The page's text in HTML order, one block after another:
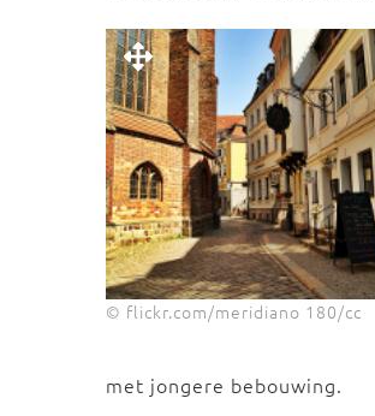
© flickr.com/meridiano 180/cc
met jongere bebouwing.